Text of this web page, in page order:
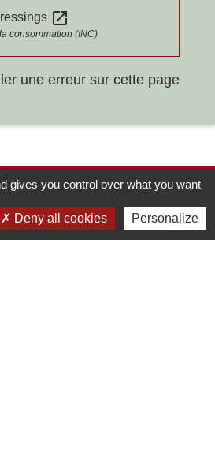
open_in_new
consommation (INC)
une erreur sur cette page
gives you control over what you want
Deny all cookies Personalize